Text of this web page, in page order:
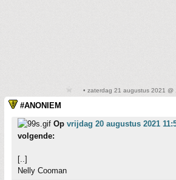
• zaterdag 21 augustus 2021 @
#ANONIEM
Op vrijdag 20 augustus 2021
volgende:
[..]
Nelly Cooman